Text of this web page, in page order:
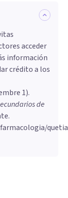
acceder
información
crédito a los
1).
de